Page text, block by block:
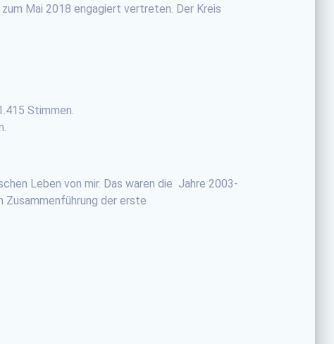
Mai 2018 engagiert vertreten. Der Kreis
Stimmen.
Leben von mir. Das waren die Jahre 2003-
Zusammenführung der erste